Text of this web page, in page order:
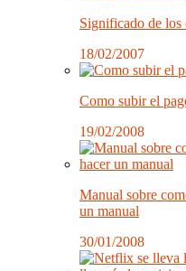
Significado de los
18/02/2007
Como subir el
19/02/2008
Manual sobre
un manual
30/01/2008